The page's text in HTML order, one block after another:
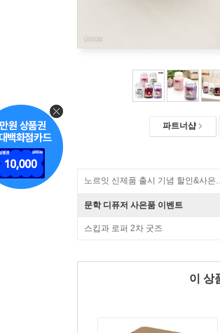
파트너샵
노르잇 신제
문학 디퓨저 사은품 이벤트
스킵과 로퍼 2차 굿즈
이 상